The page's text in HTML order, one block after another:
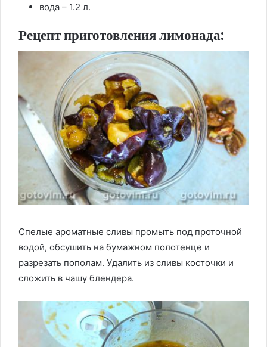
вода – 1.2 л.
Рецепт приготовления лимонада:
Спелые ароматные сливы промыть под проточной
водой, обсушить на бумажном полотенце и
разрезать пополам. Удалить из сливы косточки и
сложить в чашу блендера.